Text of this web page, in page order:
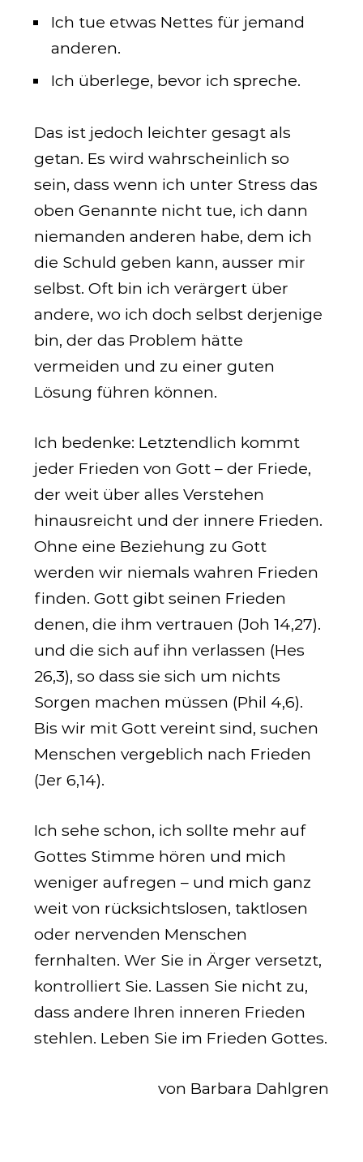
Ich tue etwas Nettes für jemand
anderen.
Ich überlege, bevor ich spreche.
Das ist jedoch leichter gesagt als
getan. Es wird wahrscheinlich so
sein, dass wenn ich unter Stress das
oben Genannte nicht tue, ich dann
niemanden anderen habe, dem ich
die Schuld geben kann, ausser mir
selbst. Oft bin ich verärgert über
andere, wo ich doch selbst derjenige
bin, der das Problem hätte
vermeiden und zu einer guten
Lösung führen können.
Ich bedenke: Letztendlich kommt
jeder Frieden von Gott – der Friede,
der weit über alles Verstehen
hinausreicht und der innere Frieden.
Ohne eine Beziehung zu Gott
werden wir niemals wahren Frieden
finden. Gott gibt seinen Frieden
denen, die ihm vertrauen (Joh 14,27).
und die sich auf ihn verlassen (Hes
26,3), so dass sie sich um nichts
Sorgen machen müssen (Phil 4,6).
Bis wir mit Gott vereint sind, suchen
Menschen vergeblich nach Frieden
(Jer 6,14).
Ich sehe schon, ich sollte mehr auf
Gottes Stimme hören und mich
weniger aufregen – und mich ganz
weit von rücksichtslosen, taktlosen
oder nervenden Menschen
fernhalten. Wer Sie in Ärger versetzt,
kontrolliert Sie. Lassen Sie nicht zu,
dass andere Ihren inneren Frieden
stehlen. Leben Sie im Frieden Gottes.
von Barbara Dahlgren